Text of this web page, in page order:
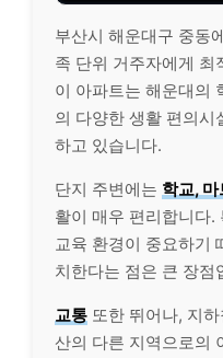
부산시 해운대구 중동
족 단위 거주자에게 최
이 아파트는 해운대의
의 다양한 생활 편의시
하고 있습니다.
단지 주변에는 학교, 마
활이 매우 편리합니다.
교육 환경이 중요하기
치한다는 점은 큰 장점
교통 또한 뛰어나, 지
산의 다른 지역으로의